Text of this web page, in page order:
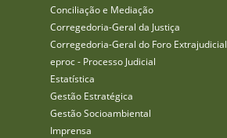
Conciliação e Mediação
Corregedoria-Geral da Justiça
Corregedoria-Geral do Foro Extrajudicial
eproc - Processo Judicial
Estatística
Gestão Estratégica
Gestão Socioambiental
Imprensa